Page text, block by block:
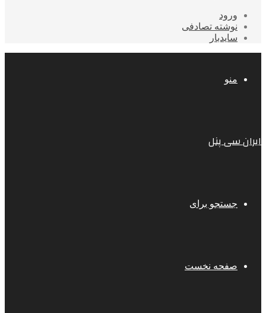
ورود
نوشته تصادفی
سایدبار
منو
ایران سی پنل
جستجو برای
صفحه نخست